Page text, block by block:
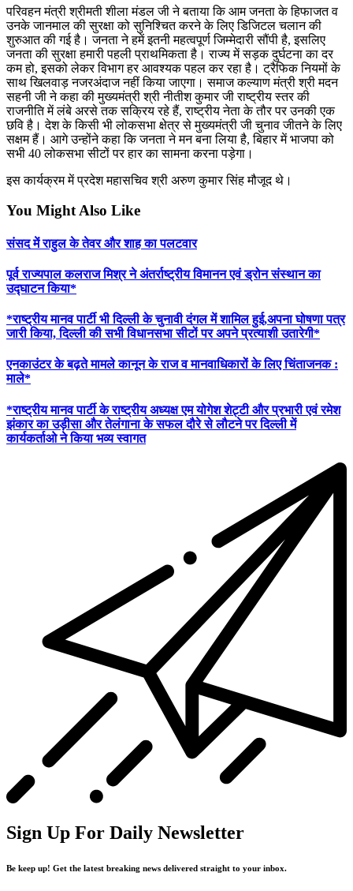
परिवहन मंत्री श्रीमती शीला मंडल जी ने बताया कि आम जनता के हिफाजत व
उनके जानमाल की सुरक्षा को सुनिश्चित करने के लिए डिजिटल चलान की
शुरुआत की गई है। जनता ने हमें इतनी महत्वपूर्ण जिम्मेदारी सौंपी है, इसलिए
जनता की सुरक्षा हमारी पहली प्राथमिकता है। राज्य में सड़क दुर्घटना का दर
कम हो, इसको लेकर विभाग हर आवश्यक पहल कर रहा है। ट्रैफिक नियमों के
साथ खिलवाड़ नजरअंदाज नहीं किया जाएगा। समाज कल्याण मंत्री श्री मदन
सहनी जी ने कहा की मुख्यमंत्री श्री नीतीश कुमार जी राष्ट्रीय स्तर की
राजनीति में लंबे अरसे तक सक्रिय रहे हैं, राष्ट्रीय नेता के तौर पर उनकी एक
छवि है। देश के किसी भी लोकसभा क्षेत्र से मुख्यमंत्री जी चुनाव जीतने के लिए
सक्षम हैं। आगे उन्होंने कहा कि जनता ने मन बना लिया है, बिहार में भाजपा को
सभी 40 लोकसभा सीटों पर हार का सामना करना पड़ेगा।
इस कार्यक्रम में प्रदेश महासचिव श्री अरुण कुमार सिंह मौजूद थे।
You Might Also Like
संसद में राहुल के तेवर और शाह का पलटवार
पूर्व राज्यपाल कलराज मिश्र ने अंतर्राष्ट्रीय विमानन एवं ड्रोन संस्थान का
उद्घाटन किया*
*राष्ट्रीय मानव पार्टी भी दिल्ली के चुनावी दंगल में शामिल हुई,अपना घोषणा पत्र
जारी किया, दिल्ली की सभी विधानसभा सीटों पर अपने प्रत्याशी उतारेगी*
एनकाउंटर के बढ़ते मामले कानून के राज व मानवाधिकारों के लिए चिंताजनक :
माले*
*राष्ट्रीय मानव पार्टी के राष्ट्रीय अध्यक्ष एम योगेश शेट्टी और प्रभारी एवं रमेश
झंकार का उड़ीसा और तेलंगाना के सफल दौरे से लौटने पर दिल्ली में
कार्यकर्ताओ ने किया भव्य स्वागत
Sign Up For Daily Newsletter
Be keep up! Get the latest breaking news delivered straight to your inbox.